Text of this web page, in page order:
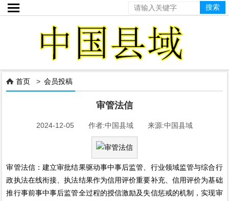

 首页 >会员投稿
审管法信
2024-12-05 作者:中国县域 来源:中国县域
审管法信：建立审批结果驱动事中事后监管、行业领域监管与综合行
政执法在线衔接、执法结果作为信用评价重要补充、信用评价为基础
推行事前事中事后监管全过程的授信激励及失信惩戒的机制，实现审